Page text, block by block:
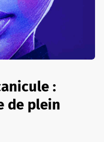
:
de plein